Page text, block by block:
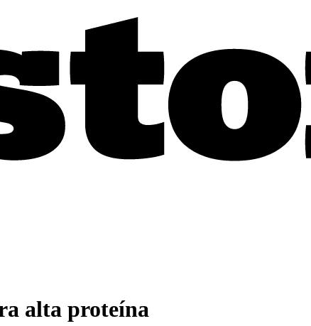
alta proteína